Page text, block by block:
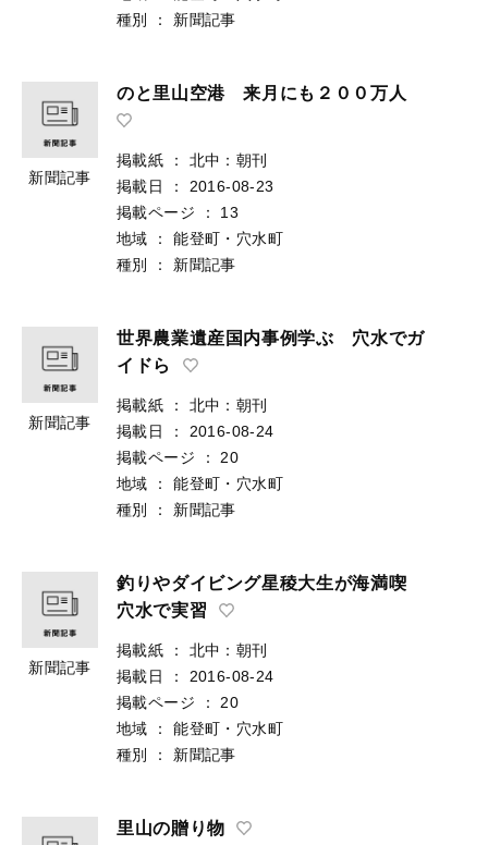
種別
： 新聞記事
新聞記事
のと里山空港 来月にも２００万人
掲載紙 ：
北中：朝刊
掲載日
：
2016-08-23
掲載ページ
：
13
地域
：
能登町・穴水町
種別
： 新聞記事
新聞記事
世界農業遺産国内事例学ぶ 穴水でガ
イドら
掲載紙 ：
北中：朝刊
掲載日
：
2016-08-24
掲載ページ
：
20
地域
：
能登町・穴水町
種別
： 新聞記事
新聞記事
釣りやダイビング星稜大生が海満喫
穴水で実習
掲載紙 ：
北中：朝刊
掲載日
：
2016-08-24
掲載ページ
：
20
地域
：
能登町・穴水町
種別
： 新聞記事
里山の贈り物